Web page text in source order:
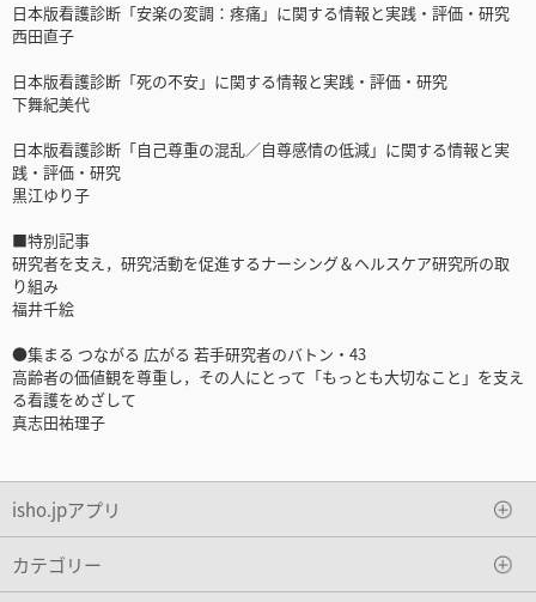
日本版看護診断「安楽の変調：疼痛」に関する情報と実践・評価・研究
西田直子
日本版看護診断「死の不安」に関する情報と実践・評価・研究
下舞紀美代
日本版看護診断「自己尊重の混乱／自尊感情の低減」に関する情報と実
践・評価・研究
黒江ゆり子
■特別記事
研究者を支え，研究活動を促進するナーシング＆ヘルスケア研究所の取
り組み
福井千絵
●集まる つながる 広がる 若手研究者のバトン・43
高齢者の価値観を尊重し，その人にとって「もっとも大切なこと」を支え
る看護をめざして
真志田祐理子
isho.jpアプリ
カテゴリー